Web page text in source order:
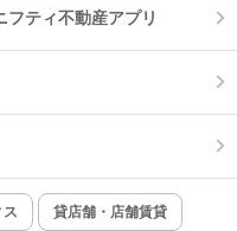
オートロック
インターネット無料
フティ不動産アプリ
貸店舗・店舗賃貸